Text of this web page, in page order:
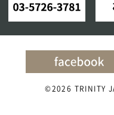
©2026 TRINITY